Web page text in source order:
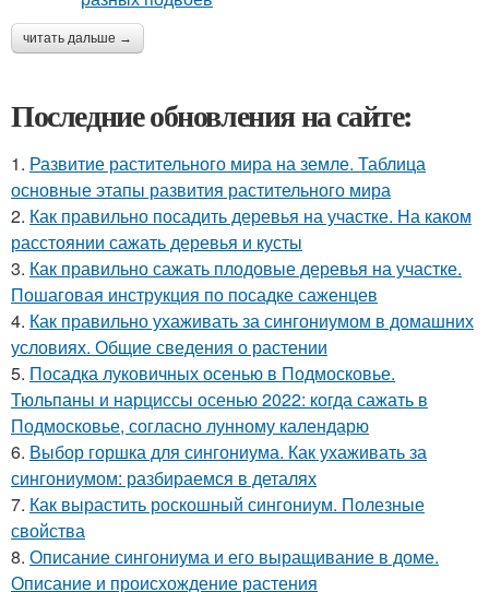
читать дальше →
Последние обновления на сайте:
1. Развитие растительного мира на земле. Таблица
основные этапы развития растительного мира
2. Как правильно посадить деревья на участке. На каком
расстоянии сажать деревья и кусты
3. Как правильно сажать плодовые деревья на участке.
Пошаговая инструкция по посадке саженцев
4. Как правильно ухаживать за сингониумом в домашних
условиях. Общие сведения о растении
5. Посадка луковичных осенью в Подмосковье.
Тюльпаны и нарциссы осенью 2022: когда сажать в
Подмосковье, согласно лунному календарю
6. Выбор горшка для сингониума. Как ухаживать за
сингониумом: разбираемся в деталях
7. Как вырастить роскошный сингониум. Полезные
свойства
8. Описание сингониума и его выращивание в доме.
Описание и происхождение растения